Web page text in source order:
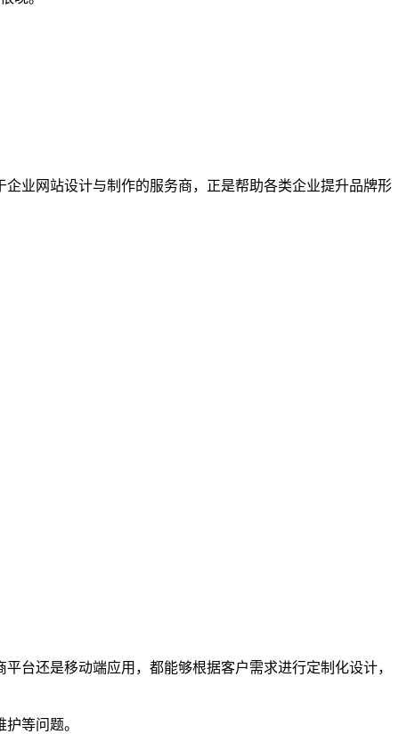
业网站设计与制作的服务商，正是帮助各类企业提升品牌形
台还是移动端应用，都能够根据客户需求进行定制化设计，
等问题。